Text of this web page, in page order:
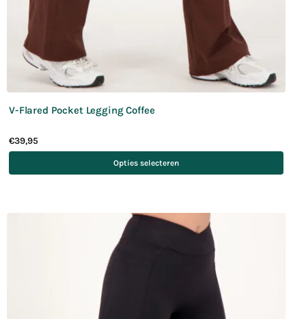
V-Flared Pocket Legging Coffee
€39,95
Opties selecteren